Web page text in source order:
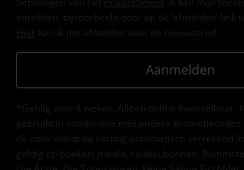
intrekken, bijvoorbeeld door op de ‘afmelden’-link
Hier kan ik me afmelden voor de nieuwsbrief.
Aanmelden
*Geldig voor 4 weken. Alleen online inwisselbaar.
gebruikt in combinatie met andere promotiecodes.
de code wordt de korting automatisch verrekend
geldig op boeken, media, cadeaubonnen,